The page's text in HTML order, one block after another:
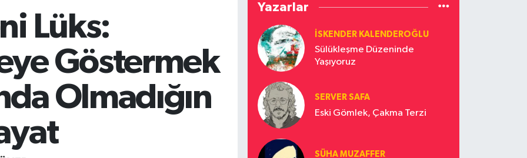
Lüks:
Göstermek
Olmadığın
Yazarlar
İSKENDER KALENDEROĞLU
Sülükleşme Düzeninde
Yaşıyoruz
SERVER SAFA
Eski Gömlek, Çakma Terzi
SÜHA MUZAFFER